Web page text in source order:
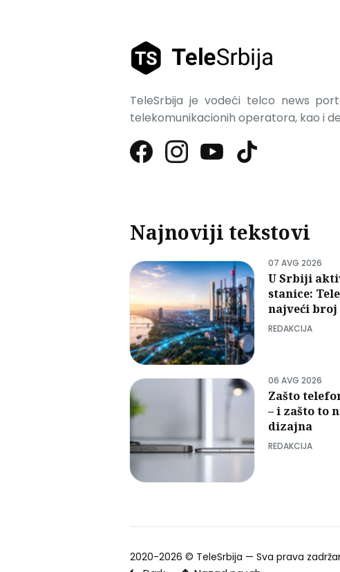
TeleSrbija je vodeći telco news
telekomunikacionih operatora, kao i
Najnoviji tekstovi
07 AVG 2026
U Srbiji
stanice:
najveći broj
REDAKCIJA
06 AVG 2026
Zašto
– i zašto to
dizajna
REDAKCIJA
2020-2026 © TeleSrbija — Sva prava